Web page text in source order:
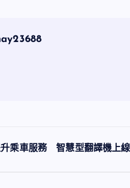
乘車服務 智慧型翻譯機上